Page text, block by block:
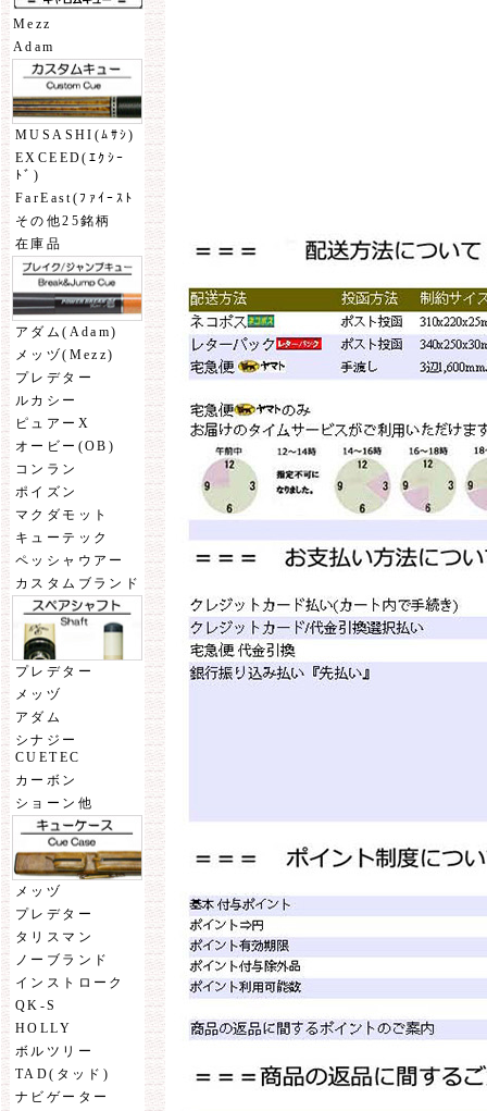
Mezz
Adam
MUSASHI(ﾑｻｼ)
EXCEED(ｴｸｼｰ
ﾄﾞ)
FarEast(ﾌｧｲｰｽﾄ
その他25銘柄
在庫品
アダム(Adam)
メッヅ(Mezz)
プレデター
ルカシー
ピュアーX
オービー(OB)
コンラン
ポイズン
マクダモット
キューテック
ペッシャウアー
カスタムブランド
プレデター
メッヅ
アダム
シナジー
CUETEC
カーボン
ショーン他
メッヅ
プレデター
タリスマン
ノーブランド
インストローク
QK-S
HOLLY
ボルツリー
TAD(タッド)
ナビゲーター